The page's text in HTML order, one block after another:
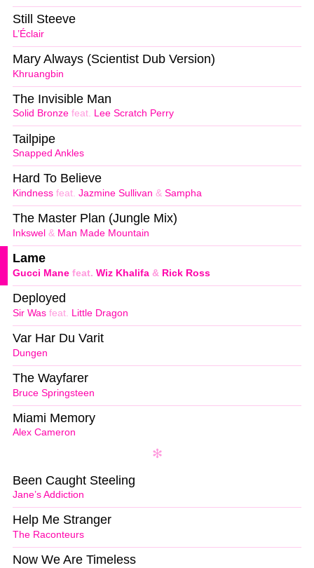
L’Éclair
Still Steeve
Khruangbin
Mary Always (Scientist Dub Version)
Solid Bronze feat. Lee Scratch Perry
The Invisible Man
Snapped Ankles
Tailpipe
Kindness feat. Jazmine Sullivan & Sampha
Hard To Believe
Inkswel & Man Made Mountain
The Master Plan (Jungle Mix)
Gucci Mane feat. Wiz Khalifa & Rick Ross
Lame
Sir Was feat. Little Dragon
Deployed
Dungen
Var Har Du Varit
Bruce Springsteen
The Wayfarer
Alex Cameron
Miami Memory
Jane’s Addiction
Been Caught Steeling
The Raconteurs
Help Me Stranger
Now We Are Timeless